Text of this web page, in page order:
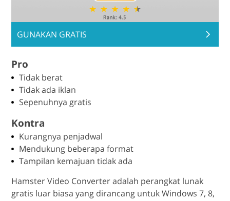
GUNAKAN GRATIS
Pro
Tidak berat
Tidak ada iklan
Sepenuhnya gratis
Kontra
Kurangnya penjadwal
Mendukung beberapa format
Tampilan kemajuan tidak ada
Hamster Video Converter adalah perangkat lunak
gratis luar biasa yang dirancang untuk Windows 7, 8,